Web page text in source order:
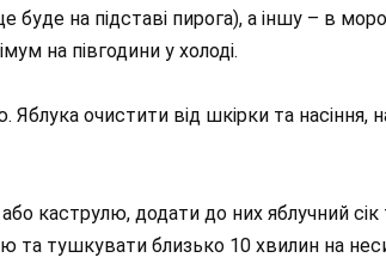
буде на підставі пирога), а іншу – в
на півгодини у холоді.
очистити від шкірки та насіння,
каструлю, додати до них яблучний сік
та тушкувати близько 10 хвилин на